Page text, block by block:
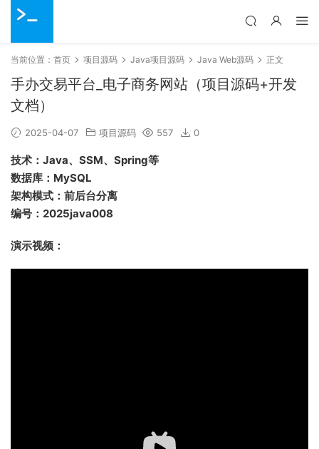
当前位置： 首页 项目源码 Java项目源码 Java Web源码 正文
手办交易平台_电子商务网站（项目源码+开发
文档）
2025-04-07 项目源码 557 0
技术：Java、SSM、Spring等
数据库：MySQL
架构模式：前后台分离
编号：2025java008
演示视频：